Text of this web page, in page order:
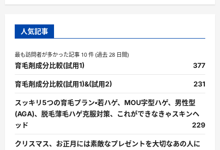
人気記事
最も訪問者が多かった記事 10 件 (過去 28 日間)
育毛剤成分比較(試用1) 377
育毛剤成分比較(試用1)&(試用2) 231
スッキリ5つの育毛プラン・若ハゲ、MOU字型ハゲ、男性型
(AGA)、脱毛薄毛ハゲ克服対策、これができなきゃスキンヘ
ッド
229
クリスマス、お正月には素敵なプレゼントを大切なあの人に